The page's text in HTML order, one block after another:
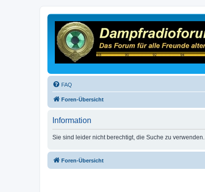
FAQ
Foren-Übersicht
Information
Sie sind leider nicht berechtigt, die Suche zu verwenden.
Foren-Übersicht